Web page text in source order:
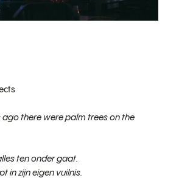
ago there were palm trees on the
ten onder gaat.
in zijn eigen vuilnis.